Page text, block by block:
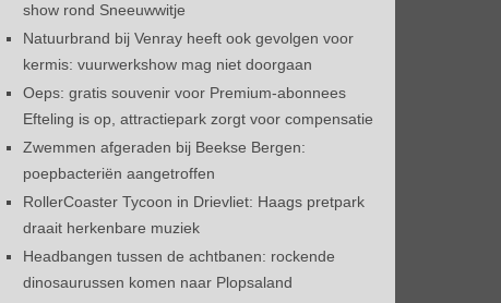
show rond Sneeuwwitje
Natuurbrand bij Venray heeft ook gevolgen voor
kermis: vuurwerkshow mag niet doorgaan
Oeps: gratis souvenir voor Premium-abonnees
Efteling is op, attractiepark zorgt voor compensatie
Zwemmen afgeraden bij Beekse Bergen:
poepbacteriën aangetroffen
RollerCoaster Tycoon in Drievliet: Haags pretpark
draait herkenbare muziek
Headbangen tussen de achtbanen: rockende
dinosaurussen komen naar Plopsaland